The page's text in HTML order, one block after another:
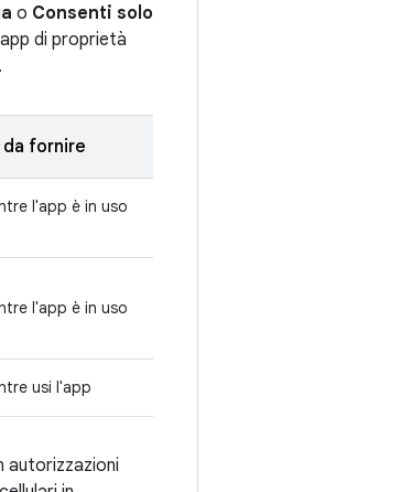
o Consenti solo
di proprietà
fornire
l'app è in uso
l'app è in uso
usi l'app
autorizzazioni